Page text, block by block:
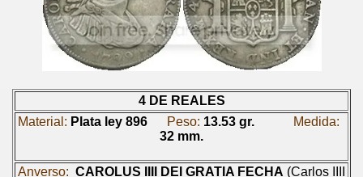
4 DE REALES
Material: Plata ley 896Peso: 13.53 gr.
Medida:
32 mm.
Anverso: CAROLUS IIII DEI GRATIA FECHA (Carlos IIII